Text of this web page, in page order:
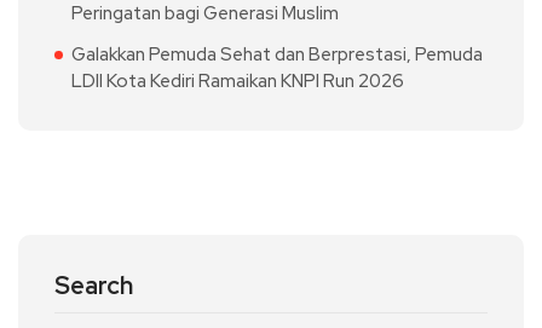
Peringatan bagi Generasi Muslim
Galakkan Pemuda Sehat dan Berprestasi, Pemuda
LDII Kota Kediri Ramaikan KNPI Run 2026
Search